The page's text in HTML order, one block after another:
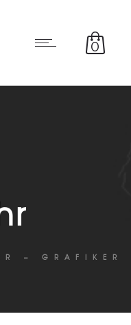
0
– GRAFIKER